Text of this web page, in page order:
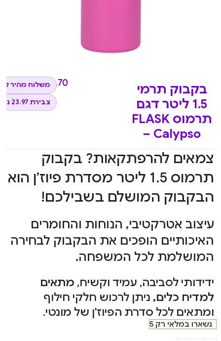
בקבוק תרמי
1.5 ליטר דגם
תרמוס FLASK
– Calypso
₪239.70משלוח מהיר
צבירת 23.97 נקודות
צמאים להרפתקאות? בקבוק
תרמוס 1.5 ליטר מסדרת פיוז’ן הוא
הבקבוק המושלם בשבילכם!
עיצוב אטרקטיבי, הנוחות והחומרים
האיכותיים הופכים את הבקבוק לבחירה
המושלמת לכל המשפחה.
ידידותי לסביבה, עמיד וקשיח, מתאים
למדיח כלים, ניתן לרכוש חלקי חילוף
ומתאים לכל סדרת הפיוז'ן של מונטי.
נשארו במלאי רק 5